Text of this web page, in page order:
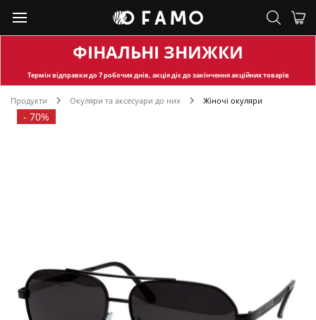
ФІНАЛЬНІ ЗНИЖКИ
Термін відправкидо 7 робочих днів, акція діє до закінчення акційних товарів
Продукти Окуляри та аксесуари до них Жіночі окуляри
- 70%